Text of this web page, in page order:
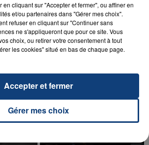
CHEVILLE RESSORT DE LA...
plainte contre la clinique qui a
et présenté ses
en cliquant sur "Accepter et fermer", ou affiner en
et/ou partenaires dans "Gérer mes choix".
refuser en cliquant sur "Continuer sans
ne s'appliqueront que pour ce site. Vous
choix, ou retirer votre consentement à tout
les cookies" situé en bas de chaque page.
Gérer mes choix
Accepter et fermer